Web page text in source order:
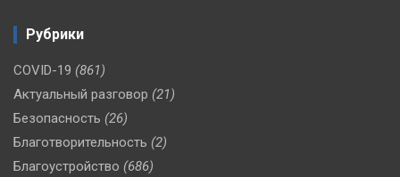
Рубрики
COVID-19 (861)
Актуальный разговор (21)
Безопасность (26)
Благотворительность (2)
Благоустройство (686)